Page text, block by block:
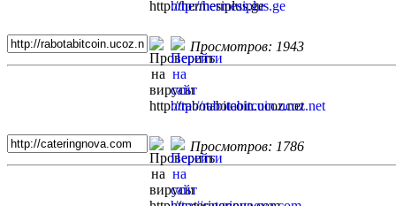
Просмотров: 1943
Просмотров: 1786